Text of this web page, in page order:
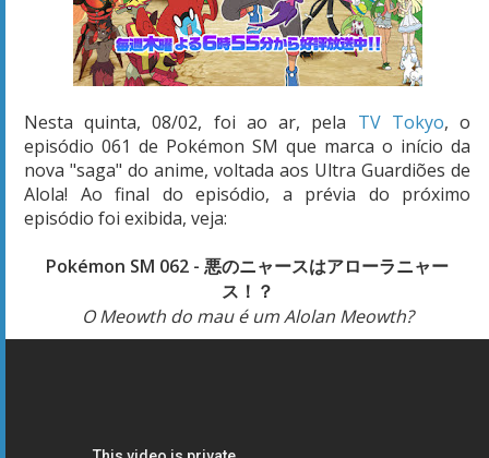
Nesta quinta, 08/02, foi ao ar, pela TV Tokyo, o
episódio 061 de Pokémon SM que marca o início da
nova "saga" do anime, voltada aos Ultra Guardiões de
Alola! Ao final do episódio, a prévia do próximo
episódio foi exibida, veja:
Pokémon SM 062 - 悪のニャースはアローラニャー
ス！？
O Meowth do mau é um Alolan Meowth?